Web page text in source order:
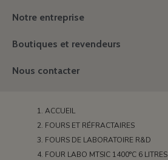
Notre entreprise
Boutiques et revendeurs
Nous contacter
ACCUEIL
FOURS ET RÉFRACTAIRES
FOURS DE LABORATOIRE R&D
FOUR LABO MTSIC 1400°C 6 LITRES